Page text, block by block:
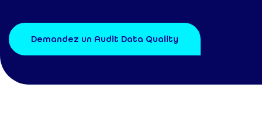
Demandez un Audit Data Quality